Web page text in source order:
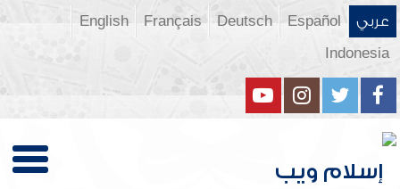
عربي Español
Deutsch
Français
English
Indonesia